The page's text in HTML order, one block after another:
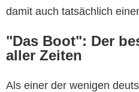
damit auch tatsächlich
"Das Boot": Der
aller Zeiten
Als einer der wenigen